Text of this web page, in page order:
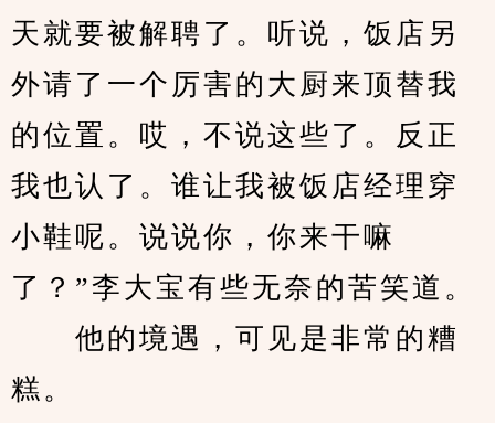
天就要被解聘了。听说，饭店另
外请了一个厉害的大厨来顶替我
的位置。哎，不说这些了。反正
我也认了。谁让我被饭店经理穿
小鞋呢。说说你，你来干嘛
了？”李大宝有些无奈的苦笑道。
他的境遇，可见是非常的糟
糕。